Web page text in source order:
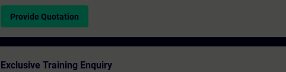
Provide Quotation
Exclusive Training Enquiry